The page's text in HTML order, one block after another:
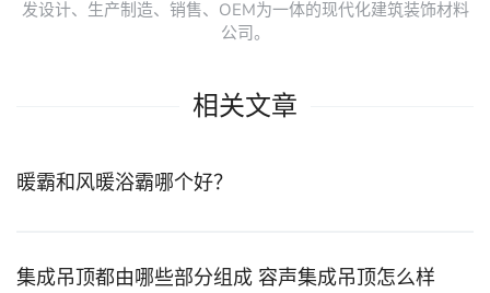
发设计、生产制造、销售、OEM为一体的现代化建筑装饰材料
公司。
相关文章
暖霸和风暖浴霸哪个好？
集成吊顶都由哪些部分组成 容声集成吊顶怎么样